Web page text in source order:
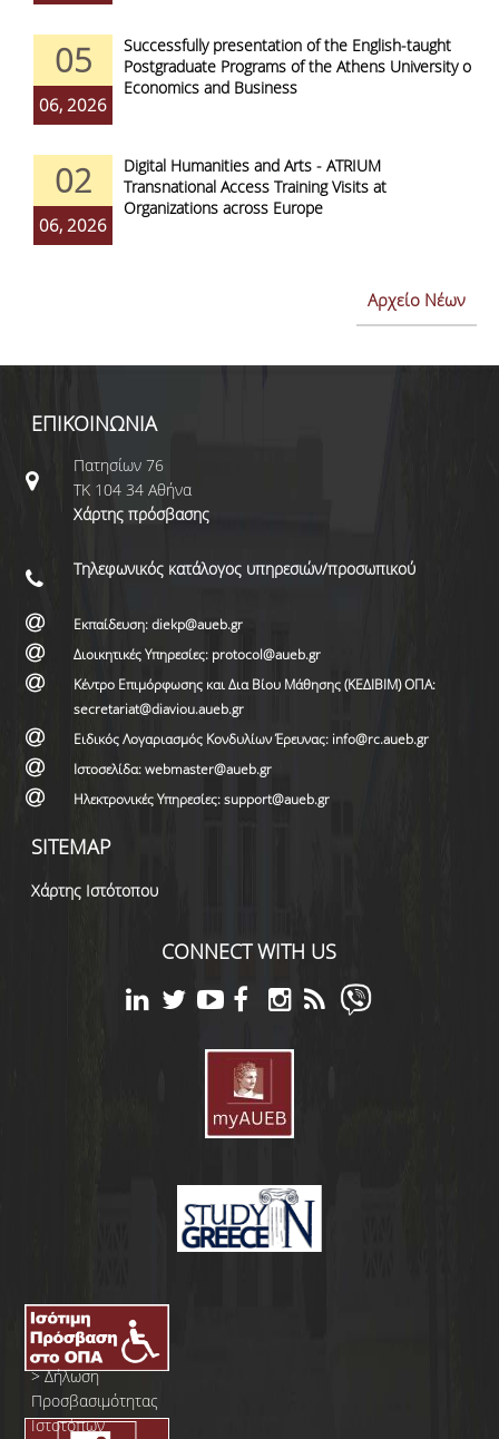
05
06, 2026
Successfully presentation of the English-taught
Postgraduate Programs of the Athens University of
Economics and Business
02
06, 2026
Digital Humanities and Arts - ATRIUM
Transnational Access Training Visits at
Organizations across Europe
Αρχείο Νέων
ΕΠΙΚΟΙΝΩΝΙΑ
Πατησίων 76
ΤΚ 104 34 Αθήνα
Χάρτης πρόσβασης
Τηλεφωνικός κατάλογος υπηρεσιών/προσωπικού
Εκπαίδευση: diekp@aueb.gr
Διοικητικές Υπηρεσίες: protocol@aueb.gr
Κέντρο Επιμόρφωσης και Δια Βίου Μάθησης (ΚΕΔΙΒΙΜ) ΟΠΑ:
secretariat@diaviou.aueb.gr
Ειδικός Λογαριασμός Κονδυλίων Έρευνας: info@rc.aueb.gr
Ιστοσελίδα: webmaster@aueb.gr
Ηλεκτρονικές Υπηρεσίες: support@aueb.gr
SITEMAP
Χάρτης Ιστότοπου
CONNECT WITH US
>Δήλωση
Προσβασιμότητας
Ιστοτόπων